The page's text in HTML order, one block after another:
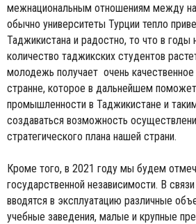
межнациональным отношениям между
обычно университеты Турции тепло
Таджикистана и радостно, то что в годы
количество таджикских студентов
молодежь получает очень качественное
странне, которое в дальнейшем
промышленности в Таджикистане и
создаваться возможность
стратегического плана нашей страни.
Кроме того, в 2021 году мы будем
государственной независимости. В
вводятся в эксплуатацию различные
учебные заведения, малые и крупные